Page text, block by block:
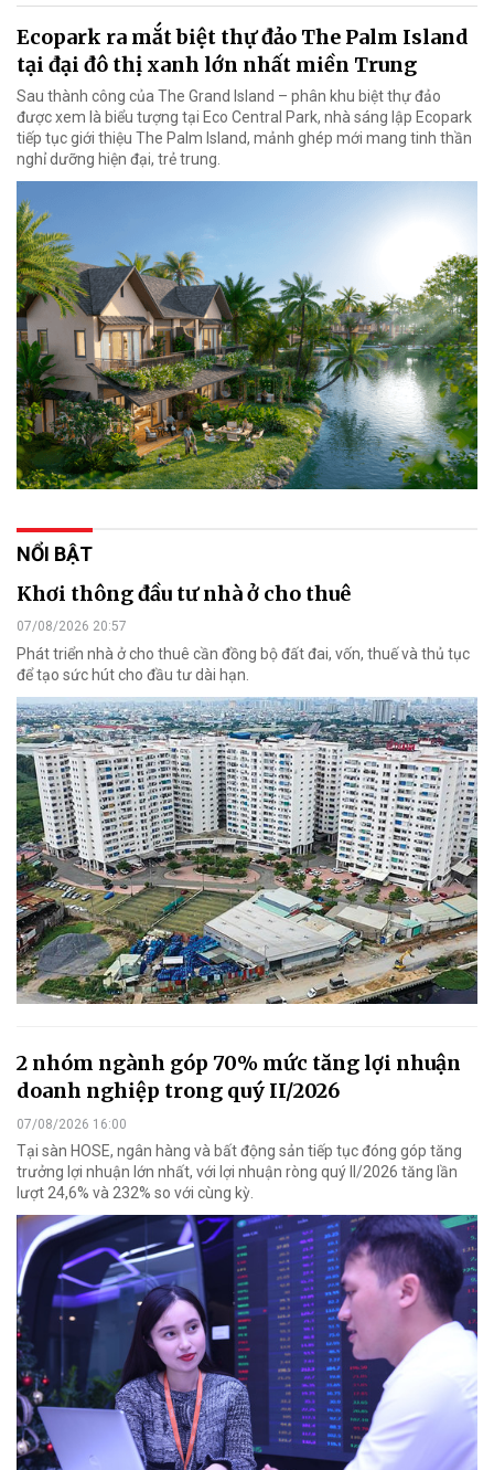
Ecopark ra mắt biệt thự đảo The Palm Island
tại đại đô thị xanh lớn nhất miền Trung
Sau thành công của The Grand Island – phân khu biệt thự đảo
được xem là biểu tượng tại Eco Central Park, nhà sáng lập Ecopark
tiếp tục giới thiệu The Palm Island, mảnh ghép mới mang tinh thần
nghỉ dưỡng hiện đại, trẻ trung.
NỔI BẬT
Khơi thông đầu tư nhà ở cho thuê
07/08/2026 20:57
Phát triển nhà ở cho thuê cần đồng bộ đất đai, vốn, thuế và thủ tục
để tạo sức hút cho đầu tư dài hạn.
2 nhóm ngành góp 70% mức tăng lợi nhuận
doanh nghiệp trong quý II/2026
07/08/2026 16:00
Tại sàn HOSE, ngân hàng và bất động sản tiếp tục đóng góp tăng
trưởng lợi nhuận lớn nhất, với lợi nhuận ròng quý II/2026 tăng lần
lượt 24,6% và 232% so với cùng kỳ.